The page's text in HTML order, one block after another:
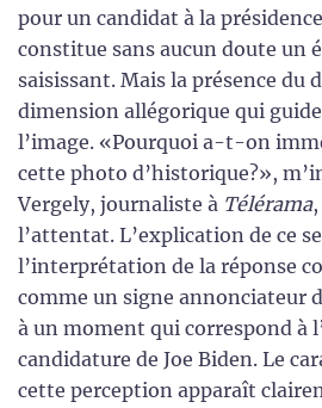
pour un candidat à la
constitue sans aucun doute un
saisissant. Mais la présence du
dimension allégorique qui
l’image. «Pourquoi a-t-on
cette photo d’historique?»,
Vergely, journaliste à Télérama,
l’attentat. L’explication de ce
l’interprétation de la réponse
comme un signe annonciateur
à un moment qui correspond à
candidature de Joe Biden. Le
cette perception apparaît